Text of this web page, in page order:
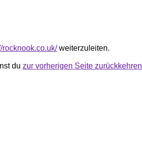
rocknook.co.uk/weiterzuleiten.
du zur vorherigen Seite zurückkehren